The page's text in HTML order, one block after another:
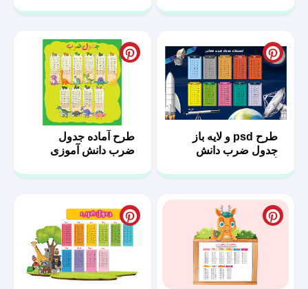
طرح psd و لایه باز
جدول ضرب دانش
طرح آماده جدول
ضرب دانش آموزی